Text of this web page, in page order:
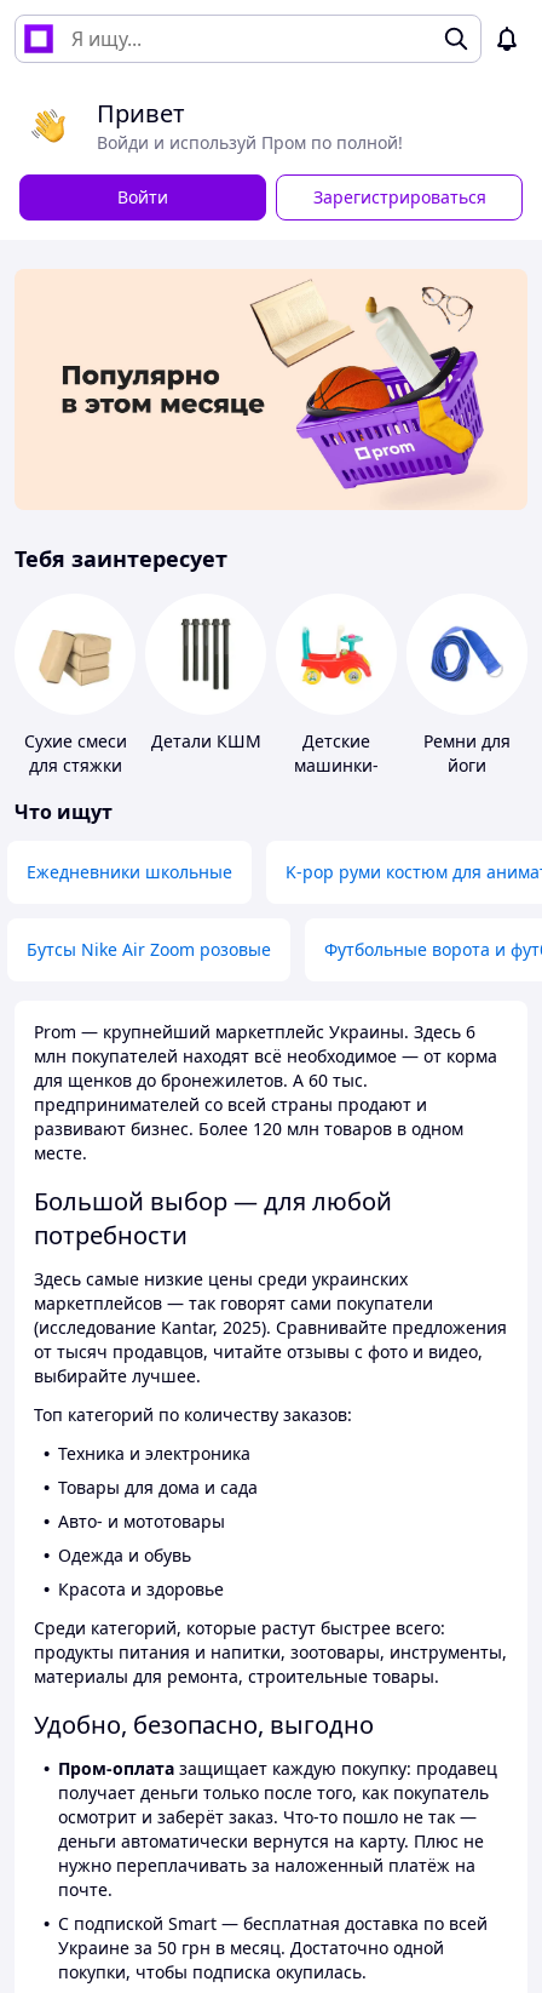
Привет
Войди и используй Пром по полной!
Войти Зарегистрироваться
Тебя заинтересует
Сухие смеси
для стяжки
Детали КШМ
Детские
машинки-
Ремни для
йоги
Что ищут
Ежедневники школьные K-pop руми костюм для
Бутсы Nike Air Zoom розовые Футбольные ворота и
Prom — крупнейший маркетплейс Украины. Здесь 6
млн покупателей находят всё необходимое — от корма
для щенков до бронежилетов. А 60 тыс.
предпринимателей со всей страны продают и
развивают бизнес. Более 120 млн товаров в одном
месте.
Большой выбор — для любой
потребности
Здесь самые низкие цены среди украинских
маркетплейсов — так говорят сами покупатели
(исследование Kantar, 2025). Сравнивайте предложения
от тысяч продавцов, читайте отзывы с фото и видео,
выбирайте лучшее.
Топ категорий по количеству заказов:
Техника и электроника
Товары для дома и сада
Авто- и мототовары
Одежда и обувь
Красота и здоровье
Среди категорий, которые растут быстрее всего:
продукты питания и напитки, зоотовары, инструменты,
материалы для ремонта, строительные товары.
Удобно, безопасно, выгодно
Пром-оплата защищает каждую покупку: продавец
получает деньги только после того, как покупатель
осмотрит и заберёт заказ. Что-то пошло не так —
деньги автоматически вернутся на карту. Плюс не
нужно переплачивать за наложенный платёж на
почте.
С подпиской Smart — бесплатная доставка по всей
Украине за 50 грн в месяц. Достаточно одной
покупки, чтобы подписка окупилась.